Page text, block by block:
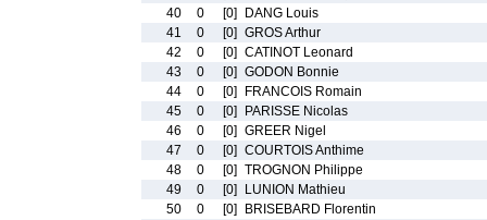
40
0 [0]
DANG Louis
41
0 [0] GROS Arthur
42
0 [0] CATINOT Leonard
43
0 [0] GODON Bonnie
44
0 [0]
FRANCOIS Romain
45
0 [0]
PARISSE Nicolas
46
0 [0] GREER Nigel
47
0 [0] COURTOIS Anthime
48
0 [0] TROGNON Philippe
49
0 [0]
LUNION Mathieu
50
0 [0]
BRISEBARD Florentin